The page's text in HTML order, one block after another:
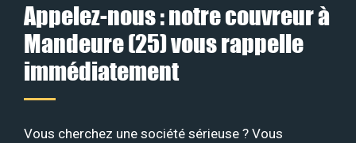
Appelez-nous : notre couvreur à
Mandeure (25) vous rappelle
immédiatement
Vous cherchez une société sérieuse ? Vous